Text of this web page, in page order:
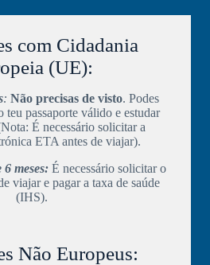
com Cidadania
(UE):
: Não precisas de visto. Podes
teu passaporte válido e estudar
É necessário solicitar a
ETA antes de viajar).
meses:É necessário solicitar o
viajar e pagar a taxa de saúde
(IHS).
Não Europeus: